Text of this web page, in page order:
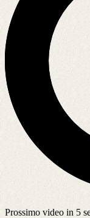
Prossimo video in 5